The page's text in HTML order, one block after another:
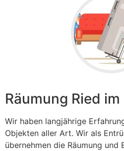
Räumung Ried
Wir haben langjährige
Objekten aller Art. Wir als
übernehmen die Räumung und